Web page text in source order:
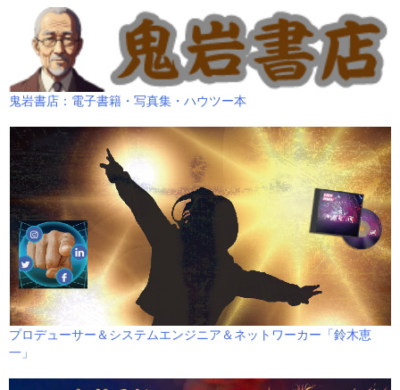
鬼岩書店：電子書籍・写真集・ハウツー本
プロデューサー＆システムエンジニア＆ネットワーカー「鈴木恵
一」